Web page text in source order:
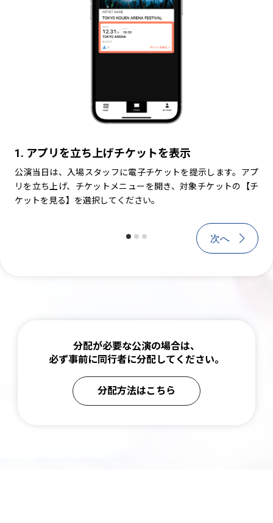
1. アプリを立ち上げチケットを表示
公演当日は、入場スタッフに電子チケットを提示します。アプ
リを立ち上げ、チケットメニューを開き、対象チケットの【チ
ケットを見る】を選択してください。
1. アプリを立ち上げチケットを表示
公演当日は、入場スタッフに電子チケットを
リを立ち上げ、チケットメニューを開き、対
ケットを見る】を選択してください。
分配が必要な公演の場合は、
必ず事前に同行者に分配してください。
分配方法はこちら